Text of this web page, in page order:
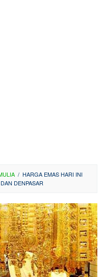
/ HARGA EMAS HARI INI
DENPASAR